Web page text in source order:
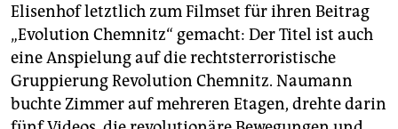
Elisenhof letztlich zum Filmset für ihren Beitrag
„Evolution Chemnitz“ gemacht: Der Titel ist auch
eine Anspielung auf die rechtsterroristische
Gruppierung Revolution Chemnitz. Naumann
buchte Zimmer auf mehreren Etagen, drehte darin